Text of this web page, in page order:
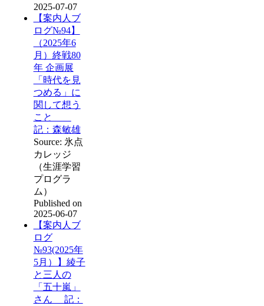
2025-07-07
【案内人ブ
ログ№94】
（2025年6
月）終戦80
年 企画展
「時代を見
つめる」に
関して想う
こと
記：森敏雄
Source: 氷点
カレッジ
（生涯学習
プログラ
ム）
Published on
2025-06-07
【案内人ブ
ログ
№93(2025年
5月）】綾子
と三人の
「五十嵐」
さん 記：